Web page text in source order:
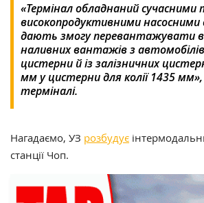
«Термінал обладнаний сучасними
високопродуктивними насосними
дають змогу перевантажувати
наливних вантажів з автомобілів
цистерни й із залізничних
мм у цистерни для колії 1435
терміналі.
Нагадаємо, УЗ розбудує
станції Чоп.